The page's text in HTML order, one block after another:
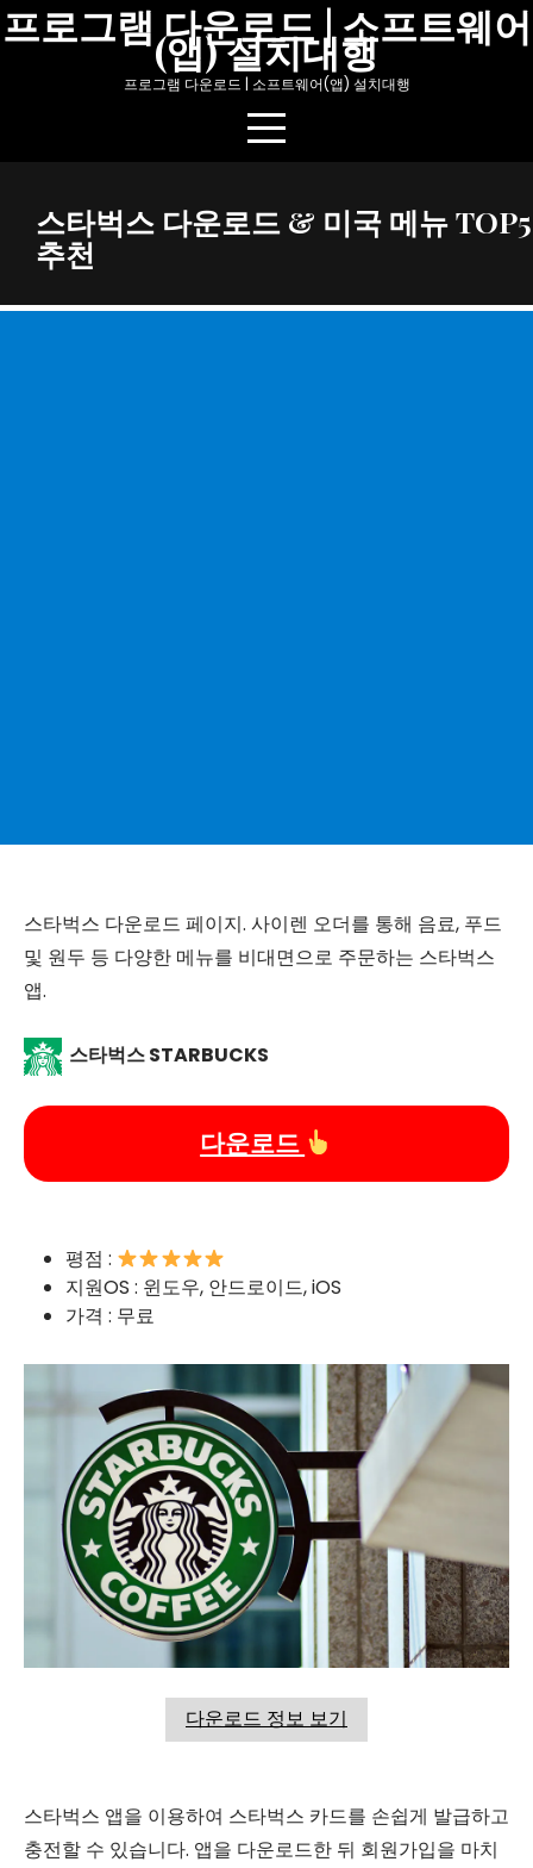
Skip
to
프로그램 다운로드 | 소프트웨어
(앱) 설치대행
프로그램 다운로드 | 소프트웨어(앱) 설치대행
스타벅스 다운로드 & 미국 메뉴 TOP5
추천
스타벅스 다운로드 페이지. 사이렌 오더를 통해 음료, 푸드
및 원두 등 다양한 메뉴를 비대면으로 주문하는 스타벅스
앱.
스타벅스 STARBUCKS
다운로드
평점 :
지원OS : 윈도우, 안드로이드, iOS
가격 : 무료
다운로드 정보 보기
스타벅스 앱을 이용하여 스타벅스 카드를 손쉽게 발급하고
충전할 수 있습니다. 앱을 다운로드한 뒤 회원가입을 마치